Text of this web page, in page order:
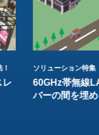
レ
ソリューション特集
60GHz帯無線
バーの間を埋